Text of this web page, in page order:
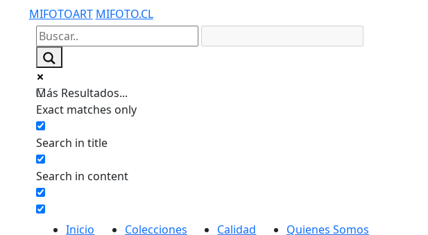
MIFOTOART MIFOTO.CL
Más Resultados...
Exact matches only
Search in title
Search in content
Inicio Colecciones Calidad Quienes Somos